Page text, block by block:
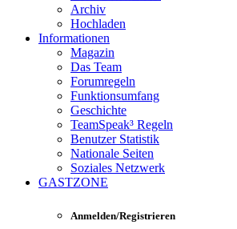
Archiv
Hochladen
Informationen
Magazin
Das Team
Forumregeln
Funktionsumfang
Geschichte
TeamSpeak³ Regeln
Benutzer Statistik
Nationale Seiten
Soziales Netzwerk
GASTZONE
Anmelden/Registrieren